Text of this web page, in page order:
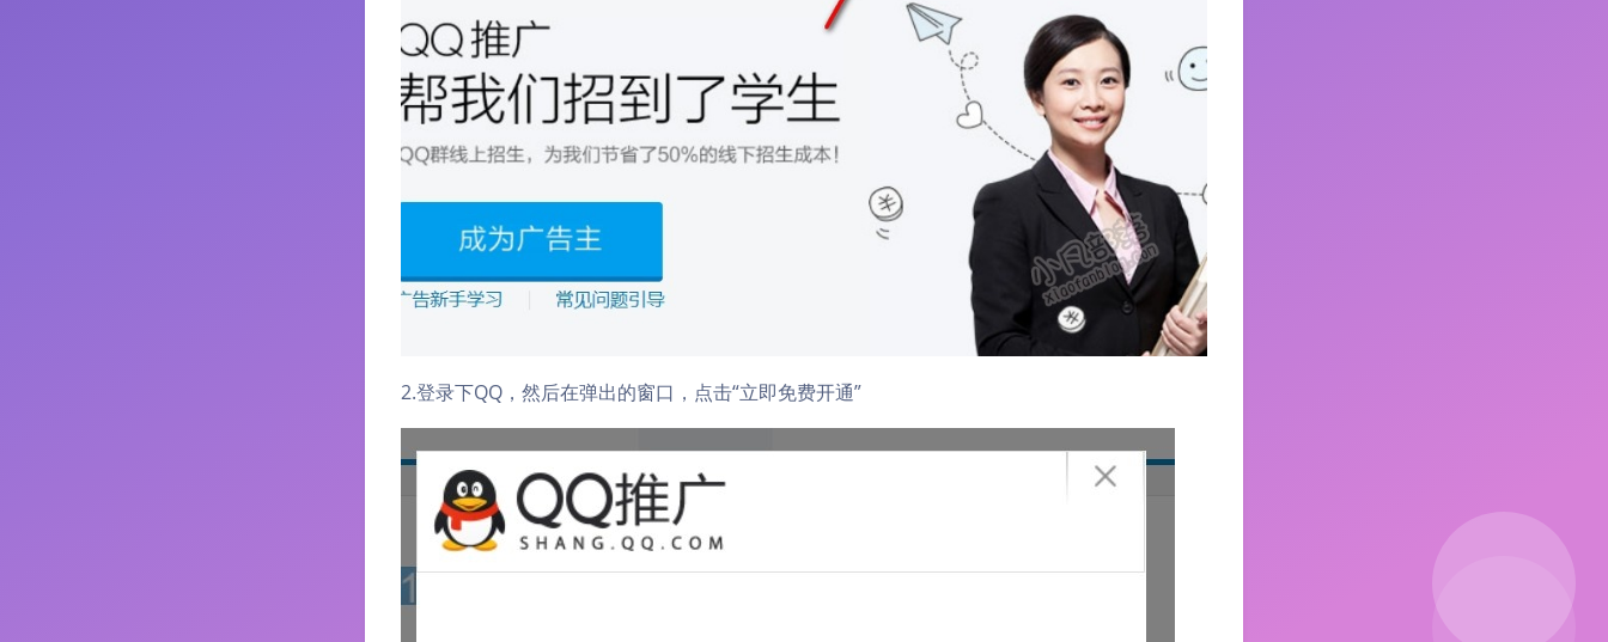
2.登录下QQ，然后在弹出的窗口，点击“立即免费开通”